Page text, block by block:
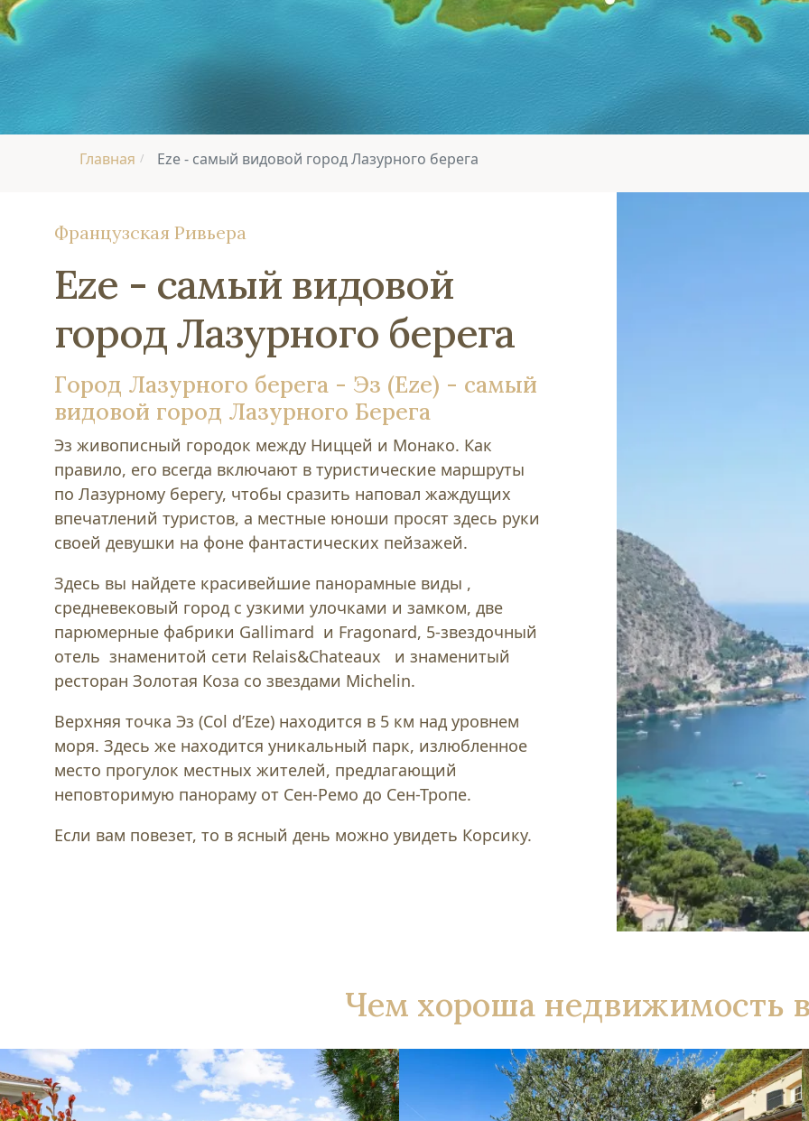
Главная / Eze - самый видовой город Лазурного берега
Французская Ривьера
Eze - самый видовой
город Лазурного берега
Город Лазурного берега - Эз (Eze) - самый
видовой город Лазурного Берега
Эз живописный городок между Ниццей и Монако. Как
правило, его всегда включают в туристические маршруты
по Лазурному берегу, чтобы сразить наповал жаждущих
впечатлений туристов, а местные юноши просят здесь руки
своей девушки на фоне фантастических пейзажей.
Здесь вы найдете красивейшие панорамные виды ,
средневековый город с узкими улочками и замком, две
парюмерные фабрики Gallimard и Fragonard, 5-звездочный
отель знаменитой сети Relais&Chateaux и знаменитый
ресторан Золотая Коза со звездами Michelin.
Верхняя точка Эз (Col d’Eze) находится в 5 км над уровнем
моря. Здесь же находится уникальный парк, излюбленное
место прогулок местных жителей, предлагающий
неповторимую панораму от Сен-Ремо до Сен-Тропе.
Если вам повезет, то в ясный день можно увидеть Корсику.
Чем хороша недвижимость